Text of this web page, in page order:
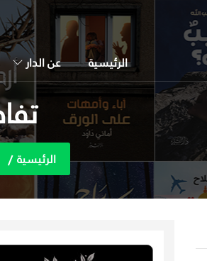
الرئيسية عن الدار
الرئيسية